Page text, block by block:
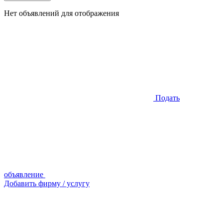
Нет объявлений для отображения
Подать
объявление
Добавить фирму / услугу